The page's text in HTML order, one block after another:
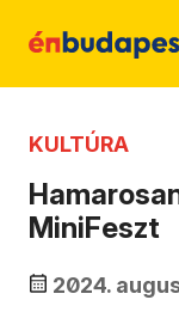
KULTÚRA
MiniFeszt
2024.